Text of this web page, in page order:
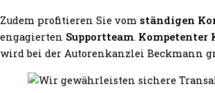
Zudem profitieren Sie vom ständigen
engagierten Supportteam. Kompetenter
wird bei der Autorenkanzlei Beckmann